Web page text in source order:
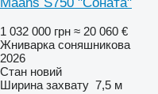
1 032 000 грн ≈ 20 060 €
Жниварка соняшникова
2026
Стан новий
Ширина захвату 7,5 м